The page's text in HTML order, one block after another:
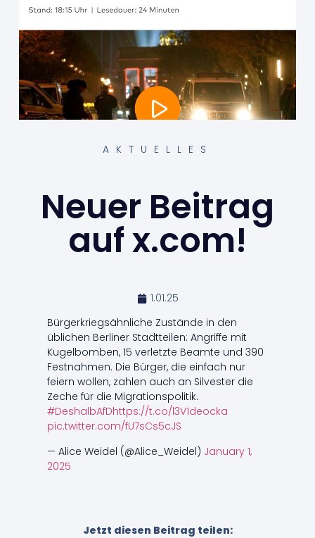
AKTUELLES
Neuer Beitrag
auf x.com!
1.01.25
Bürgerkriegsähnliche Zustände in den
üblichen Berliner Stadtteilen: Angriffe mit
Kugelbomben, 15 verletzte Beamte und 390
Festnahmen. Die Bürger, die einfach nur
feiern wollen, zahlen auch an Silvester die
Zeche für die Migrationspolitik.
#DeshalbAfDhttps://t.co/l3V1deocka
pic.twitter.com/fU7sCs5cJS
— Alice Weidel (@Alice_Weidel) January 1,
2025
Jetzt diesen Beitrag teilen: